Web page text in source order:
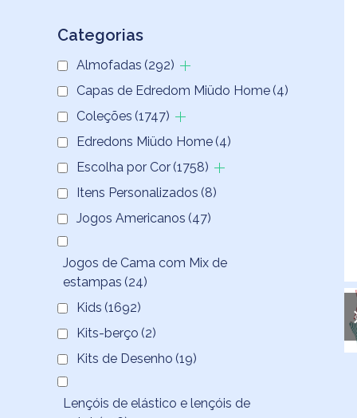
Categorias
Almofadas (292)
Capas de Edredom Miüdo Home (4)
Coleções (1747)
Edredons Miüdo Home (4)
Escolha por Cor (1758)
Itens Personalizados (8)
Jogos Americanos (47)
Jogos de Cama com Mix de
estampas (24)
Kids (1692)
Kits-berço (2)
Kits de Desenho (19)
Lençóis de elástico e lençóis de